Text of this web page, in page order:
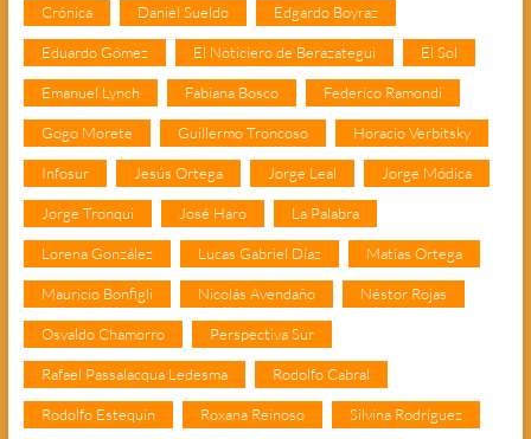
Crónica Daniel Sueldo Edgardo Boyraz
Eduardo Gómez El Noticiero de Berazategui El Sol
Emanuel Lynch Fabiana Bosco Federico Ramondi
Gogo Morete Guillermo Troncoso Horacio Verbitsky
Infosur Jesús Ortega Jorge Leal Jorge Módica
Jorge Tronqui José Haro La Palabra
Lorena González Lucas Gabriel Díaz Matías Ortega
Mauricio Bonfigli Nicolás Avendaño Néstor Rojas
Osvaldo Chamorro Perspectiva Sur
Rafael Passalacqua Ledesma Rodolfo Cabral
Rodolfo Estequin Roxana Reinoso Silvina Rodríguez